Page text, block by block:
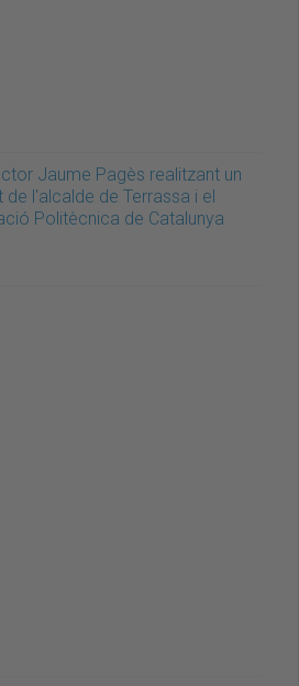
Jaume Pagès realitzant un
l'alcalde de Terrassa i el
Politècnica de Catalunya